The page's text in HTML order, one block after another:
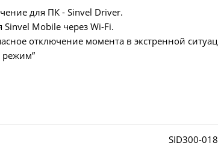
для ПК - Sinvel Driver.
Mobile через Wi-Fi.
отключение момента в экстренной
SID300-